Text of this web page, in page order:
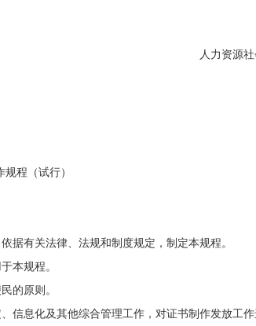
人力资源
程（试行）
有关法律、法规和制度规定，制定本规程。
本规程。
的原则。
息化及其他综合管理工作，对证书制作发放工作